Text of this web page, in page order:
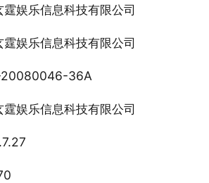
霆娱乐信息科技有限公司
霆娱乐信息科技有限公司
36A
霆娱乐信息科技有限公司